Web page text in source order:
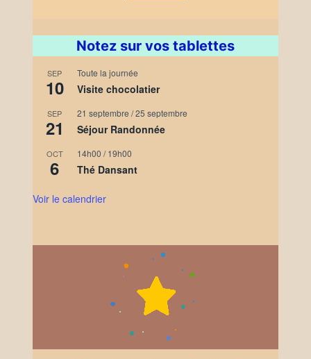
Notez sur vos tablettes
SEP
10
Toute la journée
Visite chocolatier
SEP
21
21 septembre /25 septembre
Séjour Randonnée
OCT
6
14h00 /19h00
Thé Dansant
Voir le calendrier